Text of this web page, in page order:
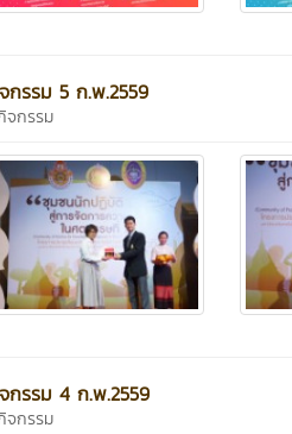
กรรม 5 ก.พ.2559
จกรรม
กรรม 4 ก.พ.2559
จกรรม